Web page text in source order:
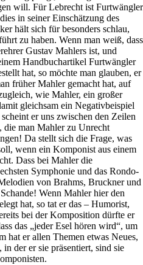
will. Für Lebrecht ist Furtwängler
in seiner Einschätzung des
hält sich für besonders schlau,
zu haben. Wenn man weiß, dass
Gustav Mahlers ist, und
Handbuchartikel Furtwängler
hat, so möchte man glauben, er
früher Mahler gemacht hat, auf
wie Mahler, ein großer
gleichsam ein Negativbeispiel
er uns zwischen den Zeilen
die man Mahler zu Unrecht
Da stellt sich die Frage, was
wenn ein Komponist aus einem
Dass bei Mahler die
Symphonie und das Rondo-
von Brahms, Bruckner und
Wenn Mahler hier den
hat, so tat er das – Humorist,
bei der Komposition dürfte er
das „jeder Esel hören wird“, um
hat er allen Themen etwas Neues,
der er sie präsentiert, sind sie